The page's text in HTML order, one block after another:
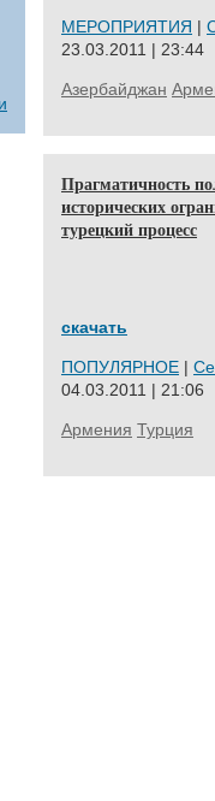
МЕРОПРИЯТИЯ |
23.03.2011 | 23:44
Азербайджан
Прагматичность
исторических
турецкий процесс
скачать
ПОПУЛЯРНОЕ |
04.03.2011 | 21:06
Армения Турция